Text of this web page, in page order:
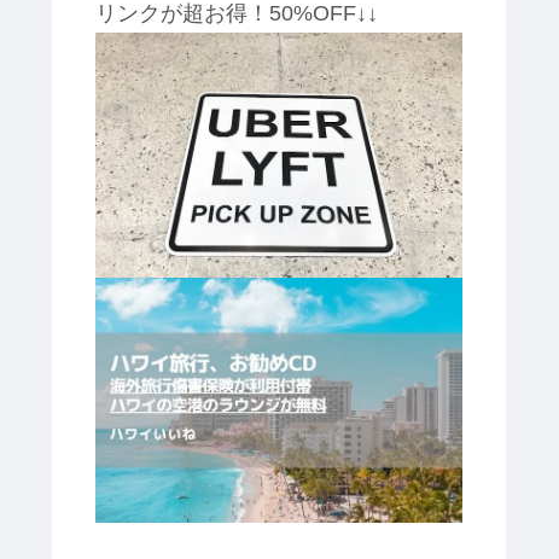
リンクが超お得！50%OFF↓↓